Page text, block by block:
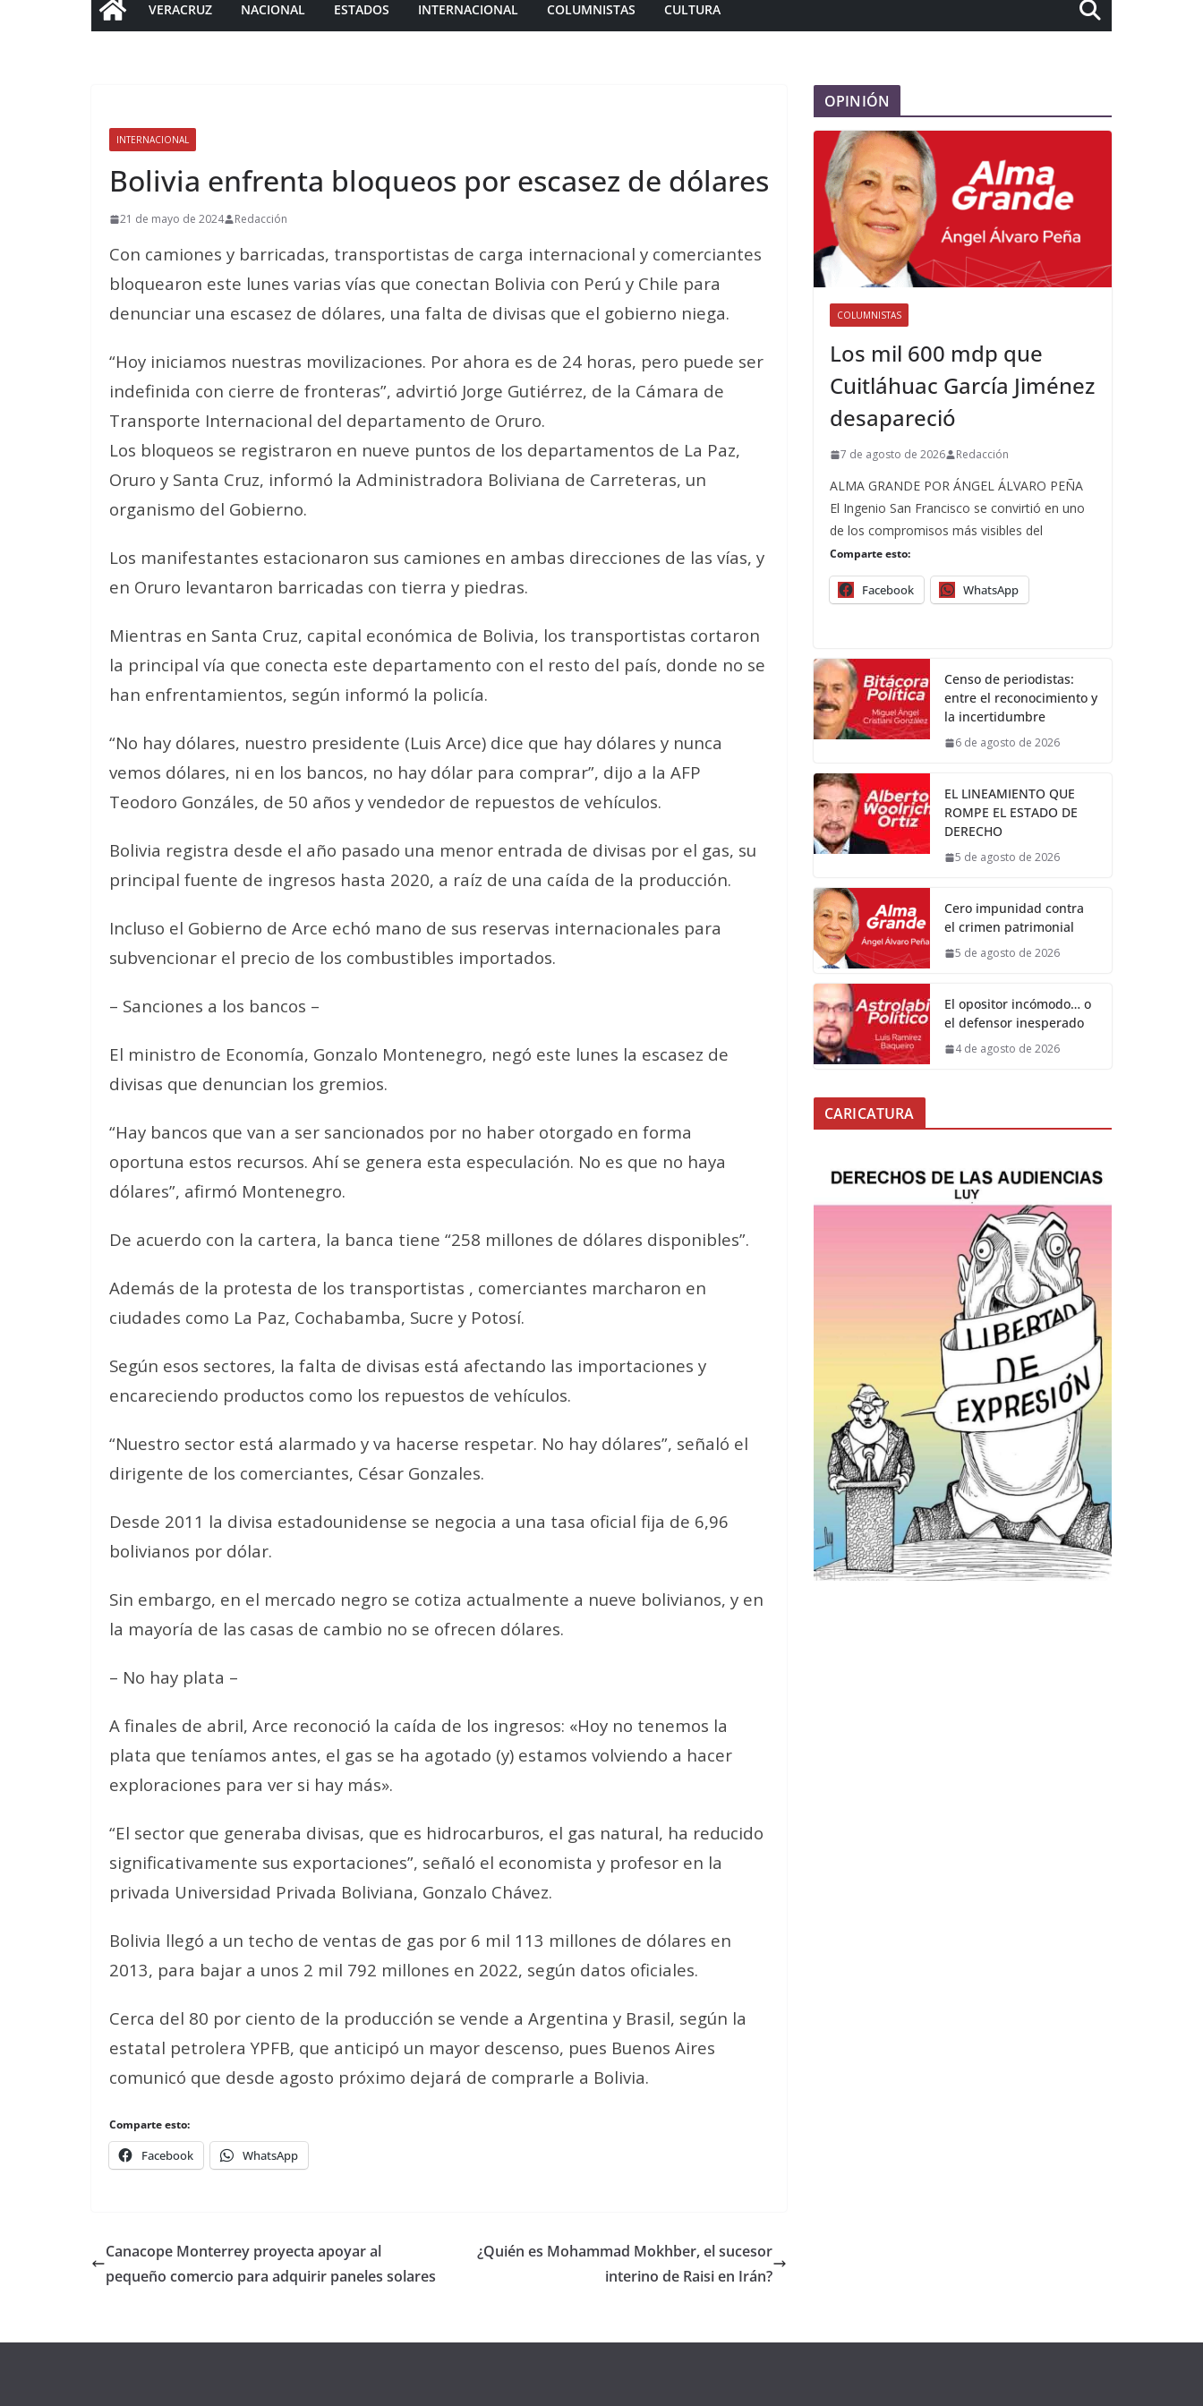
VERACRUZ NACIONAL ESTADOS INTERNACIONAL COLUMNISTAS CULTURA
INTERNACIONAL
Bolivia enfrenta bloqueos por escasez de dólares
21 de mayo de 2024 Redacción
Con camiones y barricadas, transportistas de carga internacional y comerciantes
bloquearon este lunes varias vías que conectan Bolivia con Perú y Chile para
denunciar una escasez de dólares, una falta de divisas que el gobierno niega.
“Hoy iniciamos nuestras movilizaciones. Por ahora es de 24 horas, pero puede ser
indefinida con cierre de fronteras”, advirtió Jorge Gutiérrez, de la Cámara de
Transporte Internacional del departamento de Oruro.
Los bloqueos se registraron en nueve puntos de los departamentos de La Paz,
Oruro y Santa Cruz, informó la Administradora Boliviana de Carreteras, un
organismo del Gobierno.
Los manifestantes estacionaron sus camiones en ambas direcciones de las vías, y
en Oruro levantaron barricadas con tierra y piedras.
Mientras en Santa Cruz, capital económica de Bolivia, los transportistas cortaron
la principal vía que conecta este departamento con el resto del país, donde no se
han enfrentamientos, según informó la policía.
“No hay dólares, nuestro presidente (Luis Arce) dice que hay dólares y nunca
vemos dólares, ni en los bancos, no hay dólar para comprar”, dijo a la AFP
Teodoro Gonzáles, de 50 años y vendedor de repuestos de vehículos.
Bolivia registra desde el año pasado una menor entrada de divisas por el gas, su
principal fuente de ingresos hasta 2020, a raíz de una caída de la producción.
Incluso el Gobierno de Arce echó mano de sus reservas internacionales para
subvencionar el precio de los combustibles importados.
– Sanciones a los bancos –
El ministro de Economía, Gonzalo Montenegro, negó este lunes la escasez de
divisas que denuncian los gremios.
“Hay bancos que van a ser sancionados por no haber otorgado en forma
oportuna estos recursos. Ahí se genera esta especulación. No es que no haya
dólares”, afirmó Montenegro.
De acuerdo con la cartera, la banca tiene “258 millones de dólares disponibles”.
Además de la protesta de los transportistas , comerciantes marcharon en
ciudades como La Paz, Cochabamba, Sucre y Potosí.
Según esos sectores, la falta de divisas está afectando las importaciones y
encareciendo productos como los repuestos de vehículos.
“Nuestro sector está alarmado y va hacerse respetar. No hay dólares”, señaló el
dirigente de los comerciantes, César Gonzales.
Desde 2011 la divisa estadounidense se negocia a una tasa oficial fija de 6,96
bolivianos por dólar.
Sin embargo, en el mercado negro se cotiza actualmente a nueve bolivianos, y en
la mayoría de las casas de cambio no se ofrecen dólares.
– No hay plata –
A finales de abril, Arce reconoció la caída de los ingresos: «Hoy no tenemos la
plata que teníamos antes, el gas se ha agotado (y) estamos volviendo a hacer
exploraciones para ver si hay más».
“El sector que generaba divisas, que es hidrocarburos, el gas natural, ha reducido
significativamente sus exportaciones”, señaló el economista y profesor en la
privada Universidad Privada Boliviana, Gonzalo Chávez.
Bolivia llegó a un techo de ventas de gas por 6 mil 113 millones de dólares en
2013, para bajar a unos 2 mil 792 millones en 2022, según datos oficiales.
Cerca del 80 por ciento de la producción se vende a Argentina y Brasil, según la
estatal petrolera YPFB, que anticipó un mayor descenso, pues Buenos Aires
comunicó que desde agosto próximo dejará de comprarle a Bolivia.
Comparte esto:
Facebook WhatsApp
Canacope Monterrey proyecta apoyar al
pequeño comercio para adquirir paneles solares
¿Quién es Mohammad Mokhber, el sucesor
interino de Raisi en Irán?
OPINIÓN
COLUMNISTAS
Los mil 600 mdp que
Cuitláhuac García Jiménez
desapareció
7 de agosto de 2026 Redacción
ALMA GRANDE POR ÁNGEL ÁLVARO PEÑA
El Ingenio San Francisco se convirtió en uno
de los compromisos más visibles del
Comparte esto:
Facebook WhatsApp
Censo de periodistas:
entre el reconocimiento y
la incertidumbre
6 de agosto de 2026
EL LINEAMIENTO QUE
ROMPE EL ESTADO DE
DERECHO
5 de agosto de 2026
Cero impunidad contra
el crimen patrimonial
5 de agosto de 2026
El opositor incómodo… o
el defensor inesperado
4 de agosto de 2026
CARICATURA